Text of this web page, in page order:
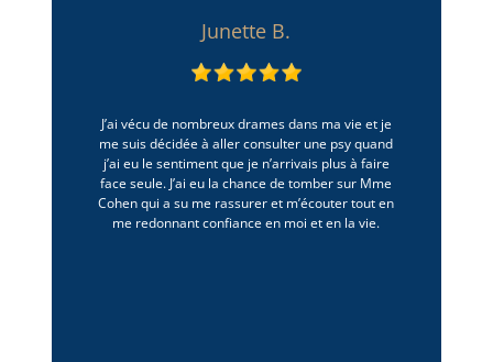
Junette B.
J’ai vécu de nombreux drames dans ma vie et je
me suis décidée à aller consulter une psy quand
j’ai eu le sentiment que je n’arrivais plus à faire
face seule. J’ai eu la chance de tomber sur Mme
Cohen qui a su me rassurer et m’écouter tout en
me redonnant confiance en moi et en la vie.